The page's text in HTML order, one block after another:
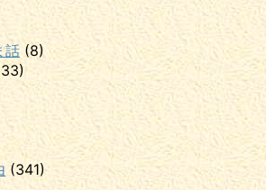
話 (8)
(341)